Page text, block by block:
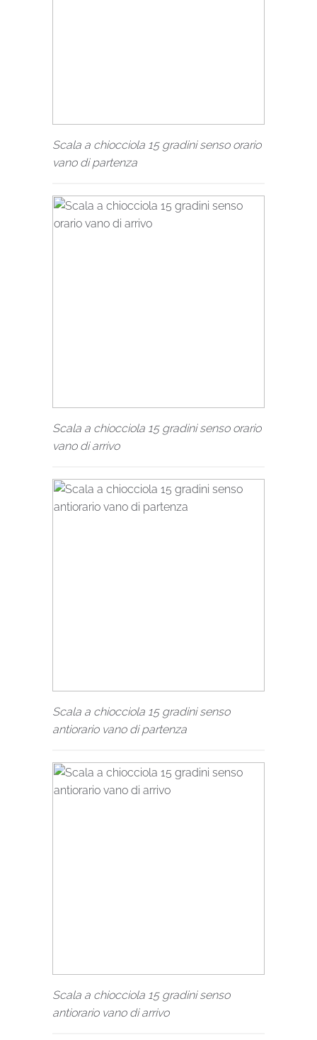
Scala a chiocciola 15 gradini senso orario
vano di partenza
Scala a chiocciola 15 gradini senso orario
vano di arrivo
Scala a chiocciola 15 gradini senso
antiorario vano di partenza
Scala a chiocciola 15 gradini senso
antiorario vano di arrivo